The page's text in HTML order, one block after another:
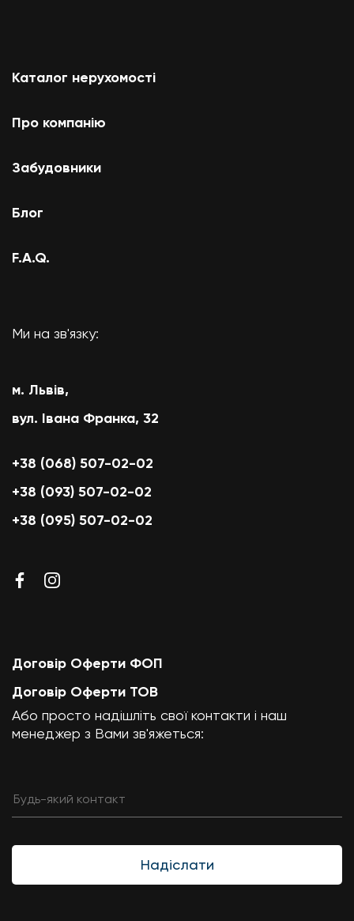
Каталог нерухомості
Про компанію
Забудовники
Блог
F.A.Q.
Ми на зв'язку:
м. Львів,
вул. Івана Франка, 32
+38 (068) 507-02-02
+38 (093) 507-02-02
+38 (095) 507-02-02
Договір Оферти ФОП
Договір Оферти ТОВ
Або просто надішліть свої контакти і наш
менеджер з Вами зв'яжеться:
Надіслати